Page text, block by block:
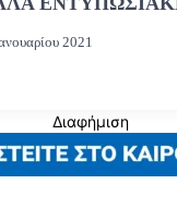
2021
Διαφήμιση